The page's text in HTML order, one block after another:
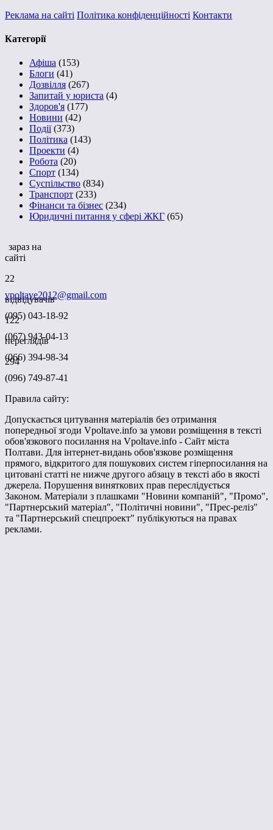
Реклама на сайті Політика конфіденційності Контакти
Категорії
Афіша (153)
Блоги (41)
Дозвілля (267)
Запитай у юриста (4)
Здоров'я (177)
Новини (42)
Події(373)
Політика (143)
Проекти (4)
Робота (20)
Спорт (134)
Суспільство (834)
Транспорт (233)
Фінанси та бізнес (234)
Юридичні питання у сфері ЖКГ (65)
зараз на
сайті
22
відвідувачів
122
переглядів
294
vpoltave2012@gmail.com
(095) 043-18-92
(067) 943-04-13
(066) 394-98-34
(096) 749-87-41
Правила сайту:
Допускається цитування матеріалів без отримання
попередньої згоди Vpoltave.info за умови розміщення в тексті
обов'язкового посилання на Vpoltave.info - Сайт міста
Полтави. Для інтернет-видань обов'язкове розміщення
прямого, відкритого для пошукових систем гіперпосилання на
цитовані статті не нижче другого абзацу в тексті або в якості
джерела. Порушення виняткових прав переслідується
Законом. Матеріали з плашками "Новини компаній", "Промо",
"Партнерський матеріал", "Політичні новини", "Прес-реліз"
та "Партнерський спецпроект" публікуються на правах
реклами.